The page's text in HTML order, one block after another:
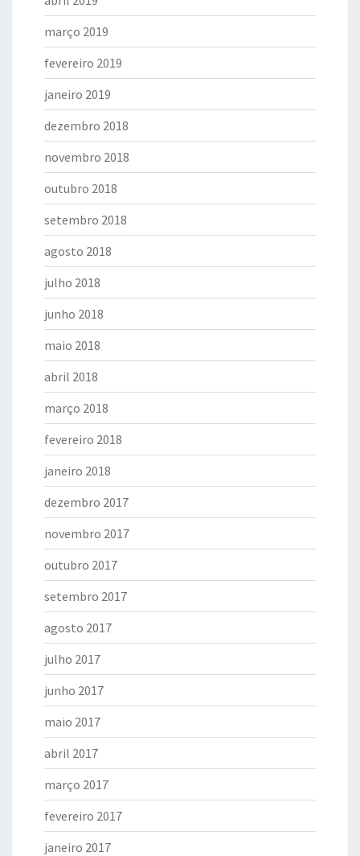
março 2019
fevereiro 2019
janeiro 2019
dezembro 2018
novembro 2018
outubro 2018
setembro 2018
agosto 2018
julho 2018
junho 2018
maio 2018
abril 2018
março 2018
fevereiro 2018
janeiro 2018
dezembro 2017
novembro 2017
outubro 2017
setembro 2017
agosto 2017
julho 2017
junho 2017
maio 2017
abril 2017
março 2017
fevereiro 2017
janeiro 2017